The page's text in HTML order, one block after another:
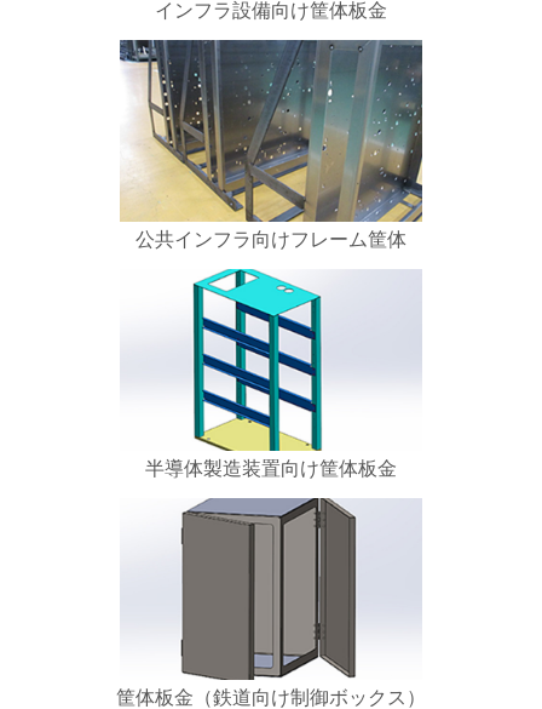
インフラ設備向け筐体板金
公共インフラ向けフレーム筐体
半導体製造装置向け筐体板金
筐体板金（鉄道向け制御ボックス）